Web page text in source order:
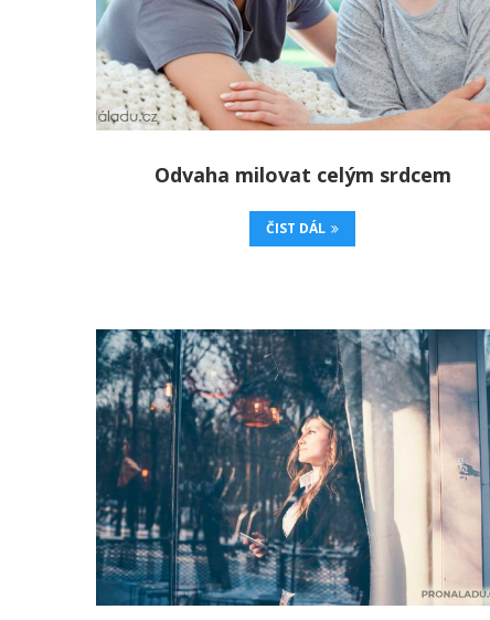
Odvaha milovat celým srdcem
ČIST DÁL